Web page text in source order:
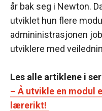
år bak seg i Newton.
utviklet hun flere
admininistrasjonen
utviklere med
Les alle artiklene i
– Å utvikle en modul
lærerikt!